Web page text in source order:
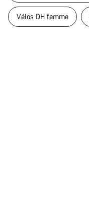
Vélos DH femme